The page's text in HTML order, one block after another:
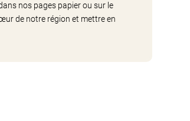
nos pages papier ou sur le
de notre région et mettre en